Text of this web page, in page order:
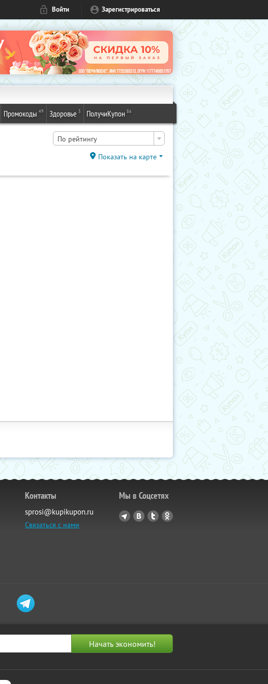
Войти Зарегистрироваться
Промокоды 49 Здоровье 3 ПолучиКупон 86
По рейтингу
Показать на карте
Контакты
sprosi@kupikupon.ru
Связаться с нами
Мы в Соцсетях